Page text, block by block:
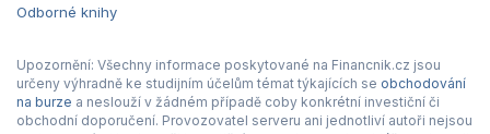
Odborné knihy
Upozornění: Všechny informace poskytované na Financnik.cz jsou
určeny výhradně ke studijním účelům témat týkajících se obchodování
na burze a neslouží v žádném případě coby konkrétní investiční či
obchodní doporučení. Provozovatel serveru ani jednotliví autoři nejsou